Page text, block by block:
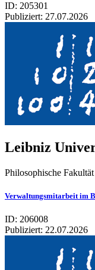
ID: 205301
Publiziert: 27.07.2026
Leib­niz
Philosophische
Verwaltungsmitarbeit im
ID: 206008
Publiziert: 22.07.2026